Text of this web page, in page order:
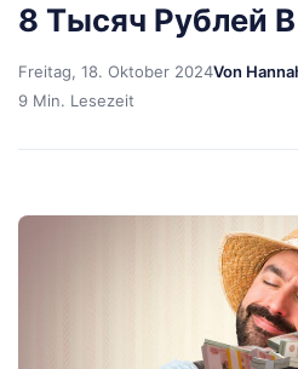
8 Тысяч Рублей
Freitag, 18. Oktober 2024Von
9 Min. Lesezeit